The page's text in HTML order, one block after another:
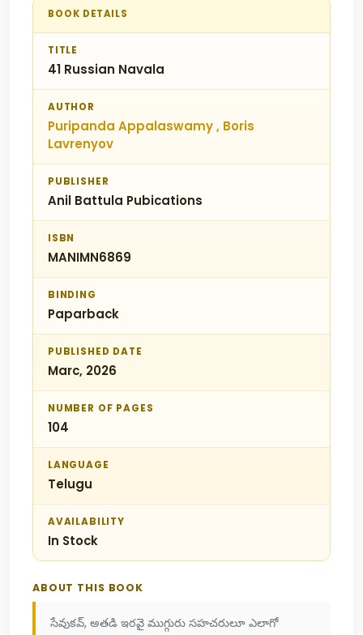
BOOK DETAILS
TITLE
41 Russian Navala
AUTHOR
Puripanda Appalaswamy , Boris
Lavrenyov
PUBLISHER
Anil Battula Pubications
ISBN
MANIMN6869
BINDING
Paparback
PUBLISHED DATE
Marc, 2026
NUMBER OF PAGES
104
LANGUAGE
Telugu
AVAILABILITY
In Stock
ABOUT THIS BOOK
సేవుకవ్, అతడి ఇరవై ముగ్గురు సహచరులూ ఎలాగో